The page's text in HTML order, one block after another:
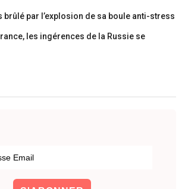
brûlé par l’explosion de sa boule anti-stress
les ingérences de la Russie se